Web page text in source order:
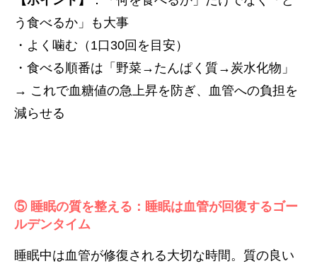
う食べるか」も大事
・よく噛む（1口30回を目安）
・食べる順番は「野菜→たんぱく質→炭水化物」
→ これで血糖値の急上昇を防ぎ、血管への負担を
減らせる
⑤ 睡眠の質を整える：睡眠は血管が回復するゴー
ルデンタイム
睡眠中は血管が修復される大切な時間。質の良い